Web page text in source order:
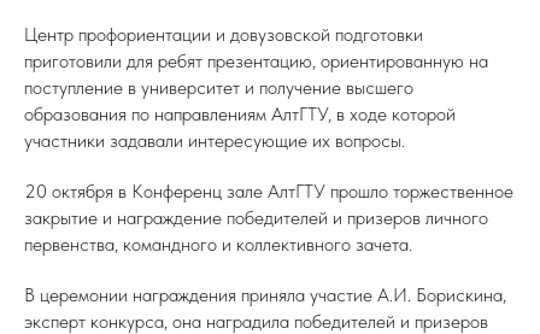
Центр профориентации и довузовской подготовки
приготовили для ребят презентацию, ориентированную на
поступление в университет и получение высшего
образования по направлениям АлтГТУ, в ходе которой
участники задавали интересующие их вопросы.
20 октября в Конференц зале АлтГТУ прошло торжественное
закрытие и награждение победителей и призеров личного
первенства, командного и коллективного зачета.
В церемонии награждения приняла участие А.И. Борискина,
эксперт конкурса, она наградила победителей и призеров